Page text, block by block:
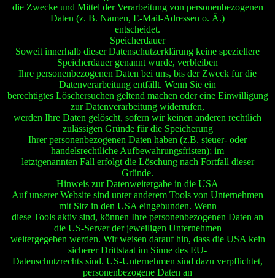
die Zwecke und Mittel der Verarbeitung von personenbezogenen
Daten (z. B. Namen, E-Mail-Adressen o. Ä.)
entscheidet.
Speicherdauer
Soweit innerhalb dieser Datenschutzerklärung keine speziellere
Speicherdauer genannt wurde, verbleiben
Ihre personenbezogenen Daten bei uns, bis der Zweck für die
Datenverarbeitung entfällt. Wenn Sie ein
berechtigtes Löschersuchen geltend machen oder eine Einwilligung
zur Datenverarbeitung widerrufen,
werden Ihre Daten gelöscht, sofern wir keinen anderen rechtlich
zulässigen Gründe für die Speicherung
Ihrer personenbezogenen Daten haben (z.B. steuer- oder
handelsrechtliche Aufbewahrungsfristen); im
letztgenannten Fall erfolgt die Löschung nach Fortfall dieser
Gründe.
Hinweis zur Datenweitergabe in die USA
Auf unserer Website sind unter anderem Tools von Unternehmen
mit Sitz in den USA eingebunden. Wenn
diese Tools aktiv sind, können Ihre personenbezogenen Daten an
die US-Server der jeweiligen Unternehmen
weitergegeben werden. Wir weisen darauf hin, dass die USA kein
sicherer Drittstaat im Sinne des EU-
Datenschutzrechts sind. US-Unternehmen sind dazu verpflichtet,
personenbezogene Daten an